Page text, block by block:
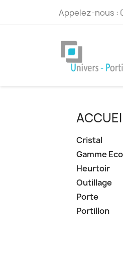
Appelez-nous :
Cristal
Gamme Eco
Heurtoir
Outillage
Porte
Portillon